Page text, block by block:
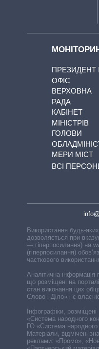
ПРЕЗИДЕНТ І
ОФІС
ВЕРХОВНА
РАДА
КАБІНЕТ
МІНІСТРІВ
ГОЛОВИ
МЕРИ МІСТ
ВСІ
Використання будь-
дозволяється при
— гіперпосилання) на
(гіперпосилання)
часткового
Аналітична інформація
що розміщені на
стан виконання цих
Слово і Діло» і є
Інфографіки,
«Система народного
ГО «Система народного
Матеріали, відмічені
реклами: «Промо»,